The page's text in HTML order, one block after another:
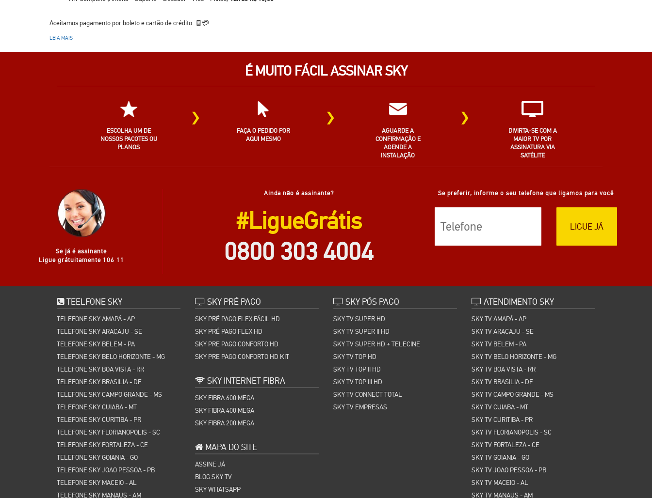
Aceitamos pagamento por boleto e cartão de crédito. 🧾💳
LEIA MAIS
É MUITO FÁCIL ASSINAR SKY
ESCOLHA UM DE
NOSSOS PACOTES OU
PLANOS
›
FAÇA O PEDIDO POR
AQUI MESMO
›
AGUARDE A
CONFIRMAÇÃO E
AGENDE A
INSTALAÇÃO
›
DIVIRTA-SE COM A
MAIOR TV POR
ASSINATURA VIA
SATÉLITE
Se já é assinante
Ligue grátuitamente 106 11
Ainda não é assinante?
#LigueGrátis
0800 303 4004
Se preferir, informe o seu telefone que ligamos para você
LIGUE JÁ
TEELFONE SKY
TELEFONE SKY AMAPÁ - AP
TELEFONE SKY ARACAJU - SE
TELEFONE SKY BELEM - PA
TELEFONE SKY BELO HORIZONTE - MG
TELEFONE SKY BOA VISTA - RR
TELEFONE SKY BRASILIA - DF
TELEFONE SKY CAMPO GRANDE - MS
TELEFONE SKY CUIABA - MT
TELEFONE SKY CURITIBA - PR
TELEFONE SKY FLORIANOPOLIS - SC
TELEFONE SKY FORTALEZA - CE
TELEFONE SKY GOIANIA - GO
TELEFONE SKY JOAO PESSOA - PB
TELEFONE SKY MACEIO - AL
TELEFONE SKY MANAUS - AM
SKY PRÉ PAGO
SKY PRÉ PAGO FLEX FÁCIL HD
SKY PRÉ PAGO FLEX HD
SKY PRE PAGO CONFORTO HD
SKY PRE PAGO CONFORTO HD KIT
SKY INTERNET FIBRA
SKY FIBRA 600 MEGA
SKY FIBRA 400 MEGA
SKY FIBRA 200 MEGA
MAPA DO SITE
ASSINE JÁ
BLOG SKY TV
SKY WHATSAPP
SKY PÓS PAGO
SKY TV SUPER HD
SKY TV SUPER II HD
SKY TV SUPER HD + TELECINE
SKY TV TOP HD
SKY TV TOP II HD
SKY TV TOP III HD
SKY TV CONNECT TOTAL
SKY TV EMPRESAS
ATENDIMENTO SKY
SKY TV AMAPÁ - AP
SKY TV ARACAJU - SE
SKY TV BELEM - PA
SKY TV BELO HORIZONTE - MG
SKY TV BOA VISTA - RR
SKY TV BRASILIA - DF
SKY TV CAMPO GRANDE - MS
SKY TV CUIABA - MT
SKY TV CURITIBA - PR
SKY TV FLORIANOPOLIS - SC
SKY TV FORTALEZA - CE
SKY TV GOIANIA - GO
SKY TV JOAO PESSOA - PB
SKY TV MACEIO - AL
SKY TV MANAUS - AM